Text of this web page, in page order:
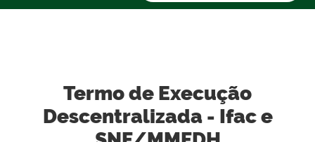
Termo de Execução
Descentralizada - Ifac e